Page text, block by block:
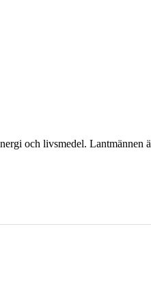
och livsmedel. Lantmännen